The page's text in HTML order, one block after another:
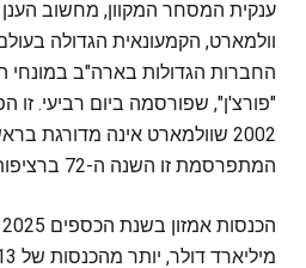
ענקית המסחר המקוון, מחשוב
החברות הגדולות בארה"ב במונחי
"פורצ'ן", שפורסמה ביום רביעי.
המתפרסמת זו השנה ה-72 ברציפות.